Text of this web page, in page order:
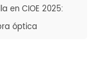
en CIOE 2025:
óptica